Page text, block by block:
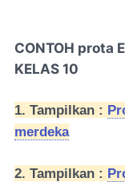
CONTOH prota
KELAS 10
1. Tampilkan :
merdeka
2. Tampilkan :